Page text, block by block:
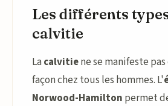
Les différents
calvitie
La calvitiene se manifeste
façon chez tous les hommes. L'
Norwood-Hamilton permet